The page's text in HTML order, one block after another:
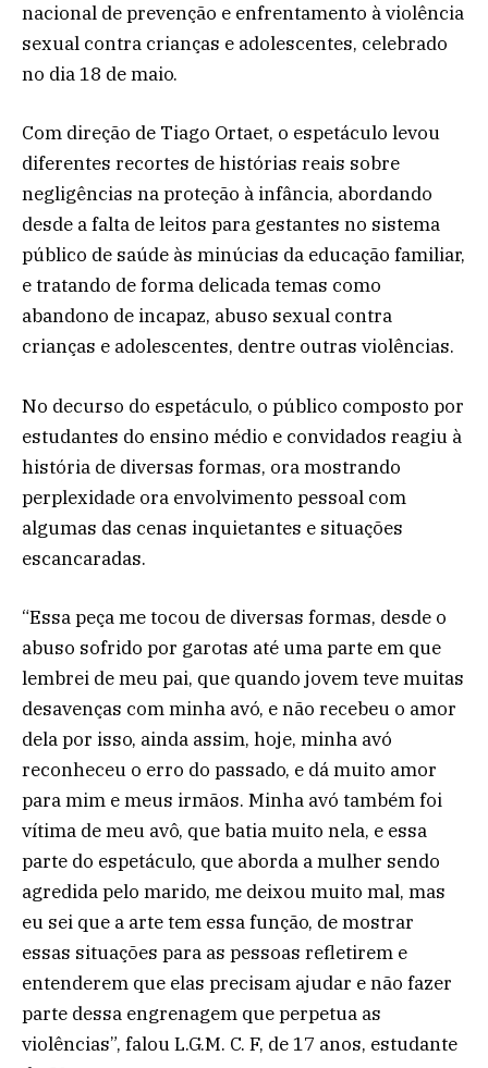
nacional de prevenção e enfrentamento à violência
sexual contra crianças e adolescentes, celebrado
no dia 18 de maio.
Com direção de Tiago Ortaet, o espetáculo levou
diferentes recortes de histórias reais sobre
negligências na proteção à infância, abordando
desde a falta de leitos para gestantes no sistema
público de saúde às minúcias da educação familiar,
e tratando de forma delicada temas como
abandono de incapaz, abuso sexual contra
crianças e adolescentes, dentre outras violências.
No decurso do espetáculo, o público composto por
estudantes do ensino médio e convidados reagiu à
história de diversas formas, ora mostrando
perplexidade ora envolvimento pessoal com
algumas das cenas inquietantes e situações
escancaradas.
“Essa peça me tocou de diversas formas, desde o
abuso sofrido por garotas até uma parte em que
lembrei de meu pai, que quando jovem teve muitas
desavenças com minha avó, e não recebeu o amor
dela por isso, ainda assim, hoje, minha avó
reconheceu o erro do passado, e dá muito amor
para mim e meus irmãos. Minha avó também foi
vítima de meu avô, que batia muito nela, e essa
parte do espetáculo, que aborda a mulher sendo
agredida pelo marido, me deixou muito mal, mas
eu sei que a arte tem essa função, de mostrar
essas situações para as pessoas refletirem e
entenderem que elas precisam ajudar e não fazer
parte dessa engrenagem que perpetua as
violências”, falou L.G.M. C. F, de 17 anos, estudante